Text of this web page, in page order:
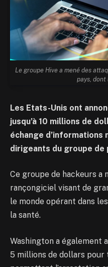
Le groupe Hive a mené des
pays,
Les Etats-Unis ont
jusqu’à 10 millions de
échange d’informations
dirigeants du groupe
Ce groupe de hackeurs a
rançongiciel visant de
le monde opérant dans
la santé.
Washington a également
5 millions de dollars